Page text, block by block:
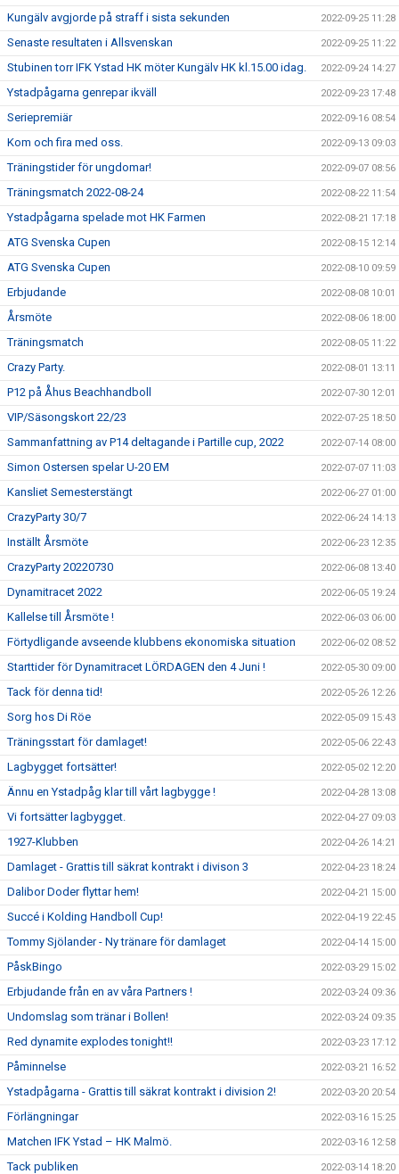
Kungälv avgjorde på straff i sista sekunden 2022-09-25 11:28
Senaste resultaten i Allsvenskan 2022-09-25 11:22
Stubinen torr IFK Ystad HK möter Kungälv HK kl.15.00 idag. 2022-09-24 14:27
Ystadpågarna genrepar ikväll 2022-09-23 17:48
Seriepremiär 2022-09-16 08:54
Kom och fira med oss. 2022-09-13 09:03
Träningstider för ungdomar! 2022-09-07 08:56
Träningsmatch 2022-08-24 2022-08-22 11:54
Ystadpågarna spelade mot HK Farmen 2022-08-21 17:18
ATG Svenska Cupen 2022-08-15 12:14
ATG Svenska Cupen 2022-08-10 09:59
Erbjudande 2022-08-08 10:01
Årsmöte 2022-08-06 18:00
Träningsmatch 2022-08-05 11:22
Crazy Party. 2022-08-01 13:11
P12 på Åhus Beachhandboll 2022-07-30 12:01
VIP/Säsongskort 22/23 2022-07-25 18:50
Sammanfattning av P14 deltagande i Partille cup, 2022 2022-07-14 08:00
Simon Ostersen spelar U-20 EM 2022-07-07 11:03
Kansliet Semesterstängt 2022-06-27 01:00
CrazyParty 30/7 2022-06-24 14:13
Inställt Årsmöte 2022-06-23 12:35
CrazyParty 20220730 2022-06-08 13:40
Dynamitracet 2022 2022-06-05 19:24
Kallelse till Årsmöte ! 2022-06-03 06:00
Förtydligande avseende klubbens ekonomiska situation 2022-06-02 08:52
Starttider för Dynamitracet LÖRDAGEN den 4 Juni ! 2022-05-30 09:00
Tack för denna tid! 2022-05-26 12:26
Sorg hos Di Röe 2022-05-09 15:43
Träningsstart för damlaget! 2022-05-06 22:43
Lagbygget fortsätter! 2022-05-02 12:20
Ännu en Ystadpåg klar till vårt lagbygge ! 2022-04-28 13:08
Vi fortsätter lagbygget. 2022-04-27 09:03
1927-Klubben 2022-04-26 14:21
Damlaget - Grattis till säkrat kontrakt i divison 3 2022-04-23 18:24
Dalibor Doder flyttar hem! 2022-04-21 15:00
Succé i Kolding Handboll Cup! 2022-04-19 22:45
Tommy Sjölander - Ny tränare för damlaget 2022-04-14 15:00
PåskBingo 2022-03-29 15:02
Erbjudande från en av våra Partners ! 2022-03-24 09:36
Undomslag som tränar i Bollen! 2022-03-24 09:35
Red dynamite explodes tonight!! 2022-03-23 17:12
Påminnelse 2022-03-21 16:52
Ystadpågarna - Grattis till säkrat kontrakt i division 2! 2022-03-20 20:54
Förlängningar 2022-03-16 15:25
Matchen IFK Ystad – HK Malmö. 2022-03-16 12:58
Tack publiken 2022-03-14 18:20